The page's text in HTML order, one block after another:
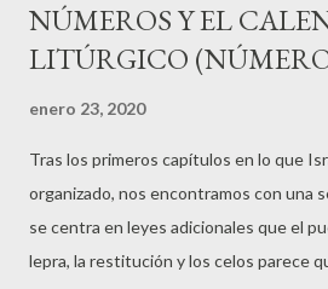
NÚMEROS Y EL
LITÚRGICO
enero 23, 2020
Tras los primeros capítulos en lo que
organizado, nos encontramos con una
se centra en leyes adicionales que el
lepra, la restitución y los celos parece